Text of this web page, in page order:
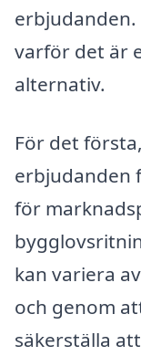
varför det är
alternativ.
För det
erbjudanden
för
kan variera
och genom
säkerställa